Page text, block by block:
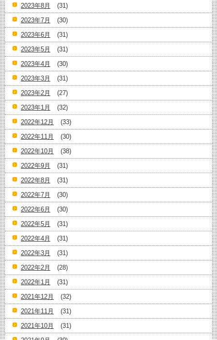
2023年8月
(31)
2023年7月
(30)
2023年6月
(31)
2023年5月
(31)
2023年4月
(30)
2023年3月
(31)
2023年2月
(27)
2023年1月
(32)
2022年12月
(33)
2022年11月
(30)
2022年10月
(38)
2022年9月
(31)
2022年8月
(31)
2022年7月
(30)
2022年6月
(30)
2022年5月
(31)
2022年4月
(31)
2022年3月
(31)
2022年2月
(28)
2022年1月
(31)
2021年12月
(32)
2021年11月
(31)
2021年10月
(31)